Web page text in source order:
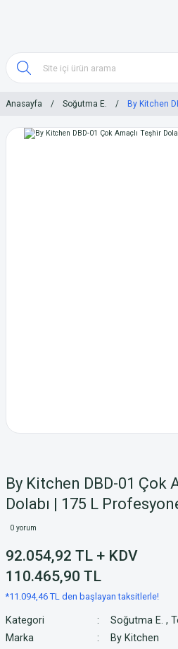
Anasayfa Soğutma E. By Kitchen
By Kitchen DBD-01 Çok
Dolabı | 175 L
0 yorum
92.054,92 TL + KDV
110.465,90 TL
*11.094,46 TL den başlayan taksitlerle!
Kategori Soğutma E. ,
Marka
By Kitchen